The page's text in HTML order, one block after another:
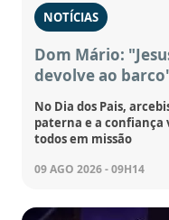
NOTÍCIAS
Dom Mário:
devolve ao
No Dia dos Pais,
paterna e a confiança
todos em missão
09 AGO 2026 - 09H14